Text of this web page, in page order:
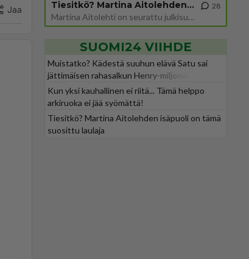
Jaa Tiesitkö? Martina Aitolehden isäpuoli on tämä suosittu laulaja
Martina Aitolehti on seurattu julkisuuden henkilö. Lähipiiriin mahtuu muitakin tunnettuja henkilöitä. Tiesitkö, että Ma
28
SUOMI24 VIIHDE
Muistatko? Kädestä suuhun elävä Satu sai
jättimäisen rahasalkun Henry-miljonääriltä
Kun yksi kauhallinen ei riitä... Tämä helppo
arkiruoka ei jää syömättä!
Tiesitkö? Martina Aitolehden isäpuoli on tämä
suosittu laulaja